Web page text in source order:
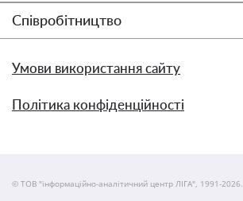
Співробітництво
Умови використання сайту
Політика конфіденційності
© ТОВ "інформаційно-аналітичний центр ЛІГА", 1991-2026.